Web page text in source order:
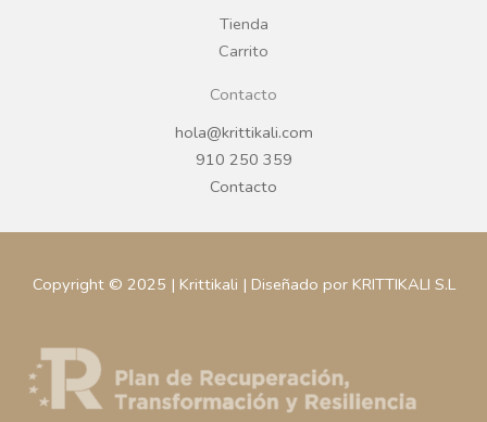
Tienda
Carrito
Contacto
hola@krittikali.com
910 250 359
Contacto
Copyright © 2025 | Krittikali | Diseñado por KRITTIKALI S.L